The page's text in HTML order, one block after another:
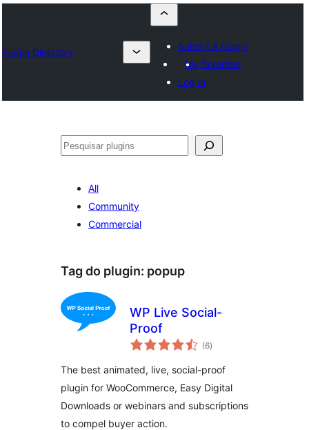
Plugin Directory
Submit a plugin
My favorites
Log in
Pesquisar
All
Community
Commercial
Tag do plugin: popup
WP Live Social-
Proof
(6avaliações
totais
)
The best animated, live, social-proof
plugin for WooCommerce, Easy Digital
Downloads or webinars and subscriptions
to compel buyer action.